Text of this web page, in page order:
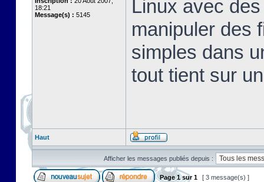
18:21
Message(s) : 5145
Linux avec
manipuler des
simples dans
tout tient sur
Haut
Afficher les messages publiés depuis :
Page1sur1 [ 3 message(s) ]